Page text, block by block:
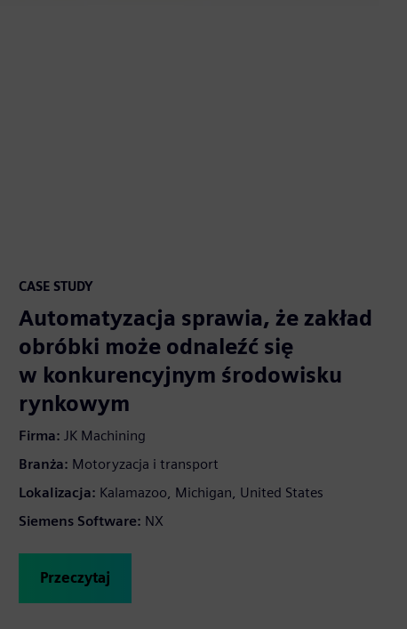
CASE STUDY
Automatyzacja sprawia, że zakład
obróbki może odnaleźć się
w konkurencyjnym środowisku
rynkowym
Firma: JK Machining
Branża: Motoryzacja i transport
Lokalizacja: Kalamazoo, Michigan, United States
Siemens Software: NX
Przeczytaj